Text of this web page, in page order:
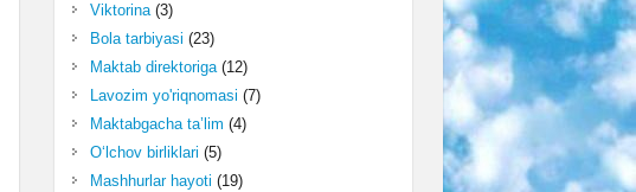
Viktorina(3)
Bola tarbiyasi (23)
Maktab direktoriga(12)
Lavozim yo'riqnomasi (7)
Maktabgacha ta’lim (4)
O‘lchov birliklari (5)
Mashhurlar hayoti (19)